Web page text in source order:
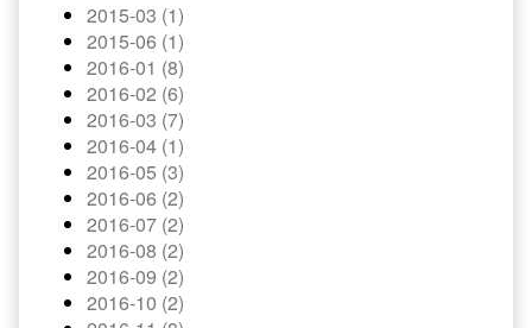
2015-03 (1)
2015-06 (1)
2016-01 (8)
2016-02 (6)
2016-03 (7)
2016-04 (1)
2016-05 (3)
2016-06 (2)
2016-07 (2)
2016-08 (2)
2016-09 (2)
2016-10 (2)